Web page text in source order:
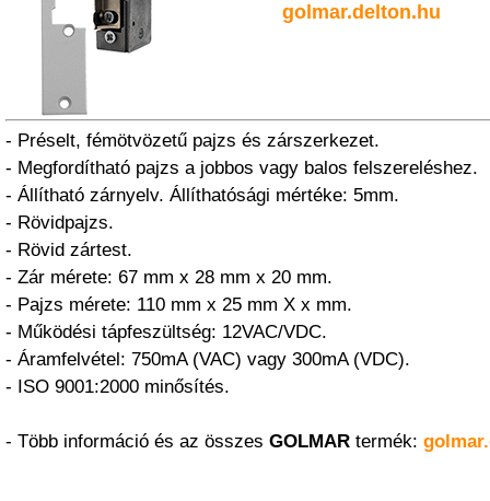
golmar.delton.hu
- Préselt, fémötvözetű pajzs és zárszerkezet.
- Megfordítható pajzs a jobbos vagy balos felszereléshez.
- Állítható zárnyelv. Állíthatósági mértéke: 5mm.
- Rövidpajzs.
- Rövid zártest.
- Zár mérete: 67 mm x 28 mm x 20 mm.
- Pajzs mérete: 110 mm x 25 mm X x mm.
- Működési tápfeszültség: 12VAC/VDC.
- Áramfelvétel: 750mA (VAC) vagy 300mA (VDC).
- ISO 9001:2000 minősítés.
- Több információ és az összes GOLMAR termék: